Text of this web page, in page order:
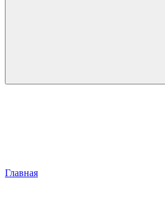
Главная